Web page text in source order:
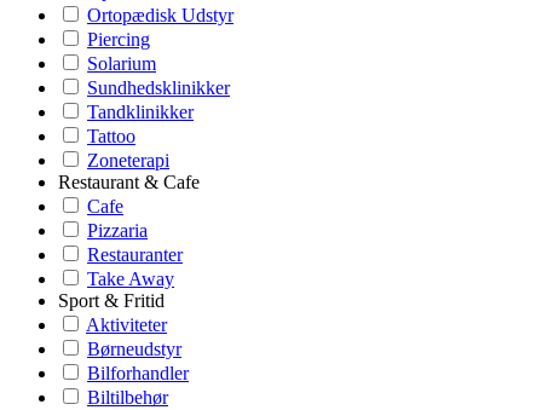
Ortopædisk Udstyr
Piercing
Solarium
Sundhedsklinikker
Tandklinikker
Tattoo
Zoneterapi
Restaurant & Cafe
Cafe
Pizzaria
Restauranter
Take Away
Sport & Fritid
Aktiviteter
Børneudstyr
Bilforhandler
Biltilbehør